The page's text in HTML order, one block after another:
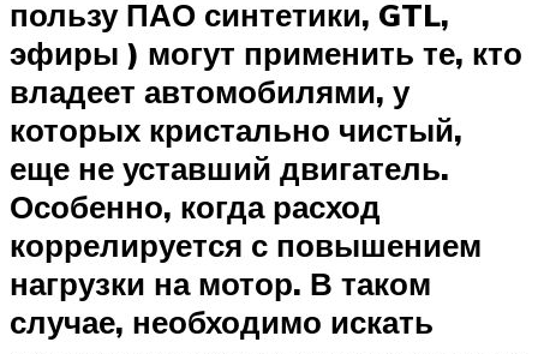
пользу ПАО синтетики, GTL,
эфиры ) могут применить те, кто
владеет автомобилями, у
которых кристально чистый,
еще не уставший двигатель.
Особенно, когда расход
коррелируется с повышением
нагрузки на мотор. В таком
случае, необходимо искать